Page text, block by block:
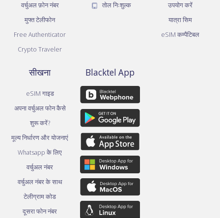
वर्चुअल फ़ोन नंबर
मुफ्त टेलीफोन
Free Authenticator
Crypto Traveler
तोल निःशुल्क
उपयोग करें
यात्रा सिम
eSIM कम्पैटिबल
सीखना
eSIM गाइड
अपना वर्चुअल फोन कैसे
शुरू करें?
मूल्य निर्धारण और योजनाएं
Whatsapp के लिए
वर्चुअल नंबर
वर्चुअल नंबर के साथ
टेलीग्राम कोड
दूसरा फोन नंबर
Blacktel App